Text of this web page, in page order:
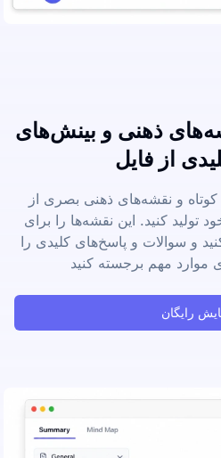
ذهنی و بینش‌های
و نقشه‌های ذهنی بصری از
کنید. این نقشه‌ها را برای
و سوالات و پاسخ‌های کلیدی را
رایگان